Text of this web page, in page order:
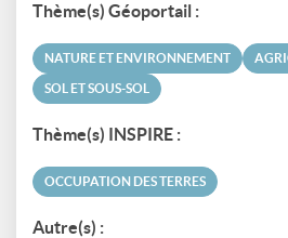
Thème(s) Géoportail :
NATURE ET ENVIRONNEMENT
SOL ET SOUS-SOL
Thème(s) INSPIRE :
OCCUPATION DES TERRES
Autre(s) :